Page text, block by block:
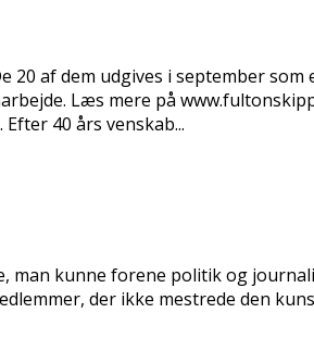
af dem udgives i september
Læs mere på
40 års venskab...
kunne forene politik og
der ikke mestrede den